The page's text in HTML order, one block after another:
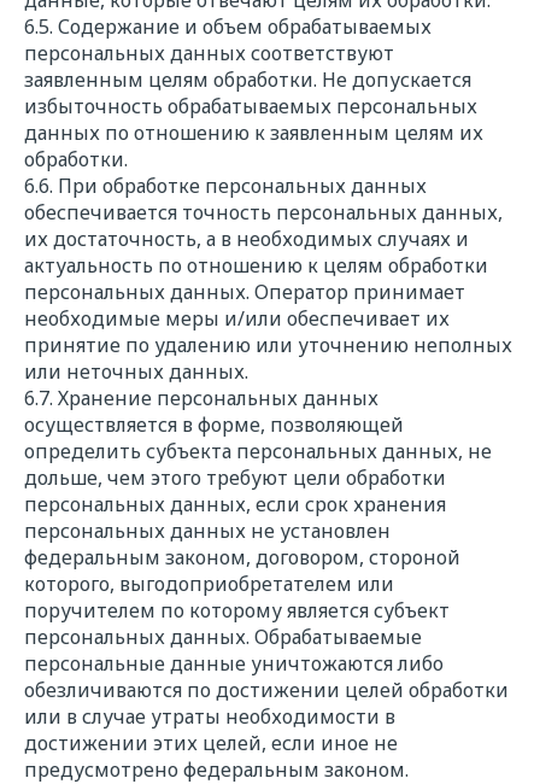
6.5. Содержание и объем обрабатываемых
персональных данных соответствуют
заявленным целям обработки. Не допускается
избыточность обрабатываемых персональных
данных по отношению к заявленным целям их
обработки.
6.6. При обработке персональных данных
обеспечивается точность персональных данных,
их достаточность, а в необходимых случаях и
актуальность по отношению к целям обработки
персональных данных. Оператор принимает
необходимые меры и/или обеспечивает их
принятие по удалению или уточнению неполных
или неточных данных.
6.7. Хранение персональных данных
осуществляется в форме, позволяющей
определить субъекта персональных данных, не
дольше, чем этого требуют цели обработки
персональных данных, если срок хранения
персональных данных не установлен
федеральным законом, договором, стороной
которого, выгодоприобретателем или
поручителем по которому является субъект
персональных данных. Обрабатываемые
персональные данные уничтожаются либо
обезличиваются по достижении целей обработки
или в случае утраты необходимости в
достижении этих целей, если иное не
предусмотрено федеральным законом.
Выбрать
Прикрепить файл
Даю свое
персональных данных в соответствии с
федеральным законом от 27.06.2006 года
№152-ФЗ "О персональных данных" на
условиях и для целей, определенных
"Политикой обработки персональных
данных"
Отправить